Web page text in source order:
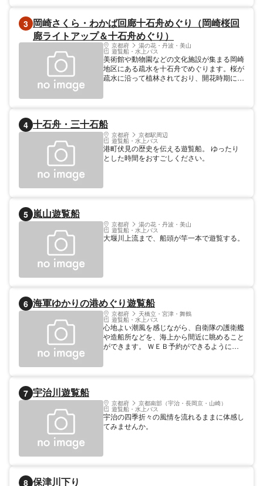
3 岡崎さくら・わかば回廊十石舟めぐり（岡崎桜回
廊ライトアップ＆十石舟めぐり）
京都府 湯の花・丹波・美山
遊覧船・水上バス
美術館や動物園などの文化施設が集まる岡崎
地区にある疏水を十石舟でめぐります。桜が
疏水に沿って植林されており、開花時期には
4 十石舟・三十石船
京都府 京都駅周辺
遊覧船・水上バス
港町伏見の歴史を伝える遊覧船。 ゆったり
とした時間をおすごしください。
5 嵐山遊覧船
京都府 湯の花・丹波・美山
遊覧船・水上バス
大堰川上流まで、船頭が竿一本で遊覧する。
6 海軍ゆかりの港めぐり遊覧船
京都府 天橋立・宮津・舞鶴
遊覧船・水上バス
心地よい潮風を感じながら、自衛隊の護衛艦
や造船所などを、海上から間近に眺めること
ができます。 ＷＥＢ予約ができるようにな
物館西側） 間近に迫る海上自衛隊の護衛艦
は大迫力！！ 海から見る舞鶴の絶景は感動
ものです。
7 宇治川遊覧船
京都府 京都南部（宇治・長岡京・山崎）
遊覧船・水上バス
宇治の四季折々の風情を流れるままに体感し
てみませんか。
8 保津川下り